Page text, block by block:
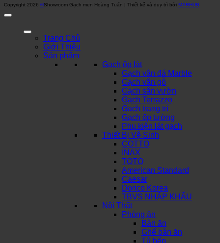
Copyright 2026 ©Showroom Gạch men Hoàng Tuấn | Thiết kế và duy trì bởi MARHUB
Trang Chủ
Giới Thiệu
Sản phẩm
Gạch ốp lát
Gạch vân đá Marble
Gạch vân gỗ
Gạch sân vườn
Gạch Terrazzo
Gạch trang trí
Gạch ốp tường
Phụ kiện lát gạch
Thiết Bị Vệ Sinh
COTTO
INAX
TOTO
American Standard
Caesar
Dorico Korea
TBVS NHẬP KHẨU
Nội Thất
Phòng ăn
Bàn ăn
Ghế bàn ăn
Tủ bếp